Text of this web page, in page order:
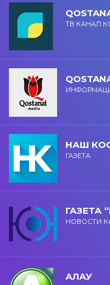
ТВ КАНАЛ
НАШ
ГАЗЕТА
ГАЗЕТА
НОВОСТИ
АЛАУ